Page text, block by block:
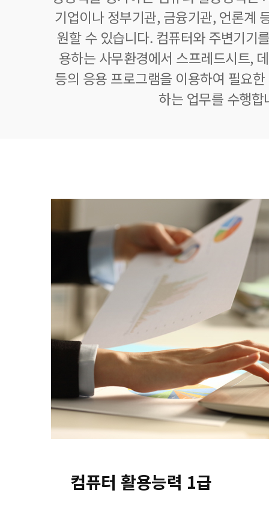
기업이나 정부기관, 금융기관, 언론계
원할 수 있습니다. 컴퓨터와 주변기기
용하는 사무환경에서 스프레드시트,
등의 응용 프로그램을 이용하여 필요
하는 업무를 수행합
컴퓨터 활용능력 1급